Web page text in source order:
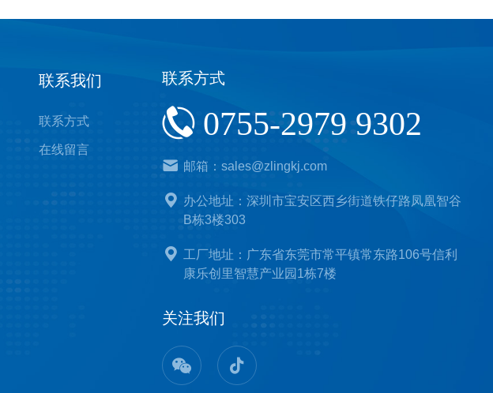
联系我们
联系方式
在线留言
联系方式
0755-2979 9302
邮箱：sales@zlingkj.com
办公地址：深圳市宝安区西乡街道铁仔路凤凰智谷
B栋3楼303
工厂地址：广东省东莞市常平镇常东路106号信利
康乐创里智慧产业园1栋7楼
关注我们